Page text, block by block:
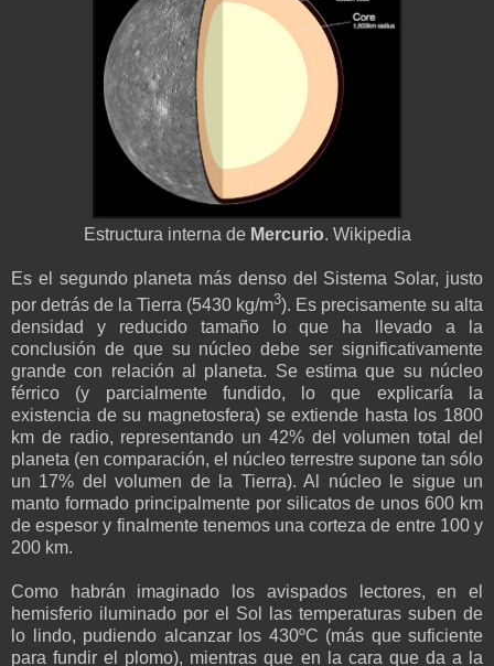
Estructura interna de Mercurio. Wikipedia
Es el segundo planeta más denso del Sistema Solar, justo
por detrás de la Tierra (5430 kg/m3). Es precisamente su alta
densidad y reducido tamaño lo que ha llevado a la
conclusión de que su núcleo debe ser significativamente
grande con relación al planeta. Se estima que su núcleo
férrico (y parcialmente fundido, lo que explicaría la
existencia de su magnetosfera) se extiende hasta los 1800
km de radio, representando un 42% del volumen total del
planeta (en comparación, el núcleo terrestre supone tan sólo
un 17% del volumen de la Tierra). Al núcleo le sigue un
manto formado principalmente por silicatos de unos 600 km
de espesor y finalmente tenemos una corteza de entre 100 y
200 km.
Como habrán imaginado los avispados lectores, en el
hemisferio iluminado por el Sol las temperaturas suben de
lo lindo, pudiendo alcanzar los 430ºC (más que suficiente
para fundir el plomo), mientras que en la cara que da a la